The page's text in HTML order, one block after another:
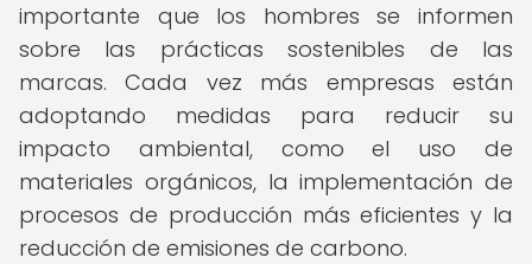
importante que los hombres se informen
sobre las prácticas sostenibles de las
marcas. Cada vez más empresas están
adoptando medidas para reducir su
impacto ambiental, como el uso de
materiales orgánicos, la implementación de
procesos de producción más eficientes y la
reducción de emisiones de carbono.